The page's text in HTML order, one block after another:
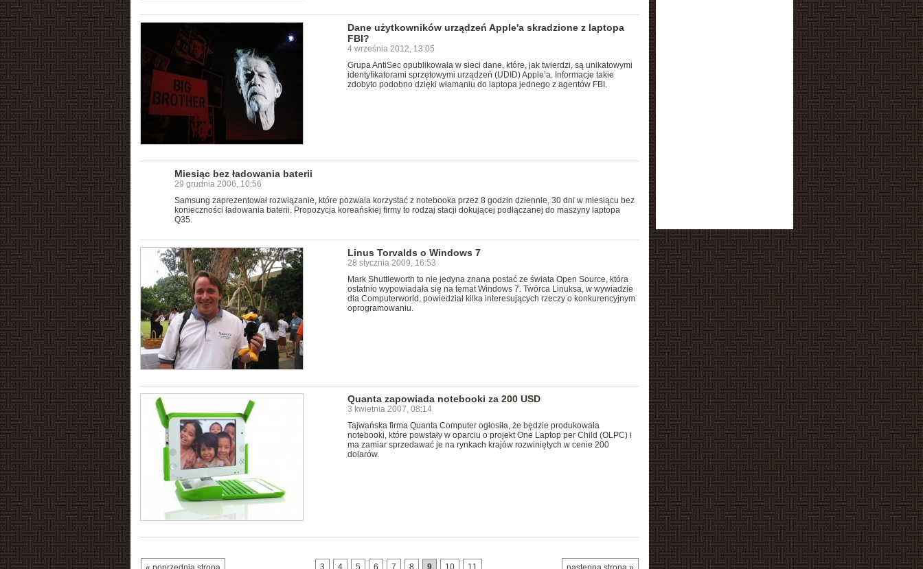
Dane użytkowników urządzeń Apple'a skradzione z laptopa
FBI?
4 września 2012, 13:05
Grupa AntiSec opublikowała w sieci dane, które, jak twierdzi, są unikatowymi
identyfikatorami sprzętowymi urządzeń (UDID) Apple’a. Informacje takie
zdobyto podobno dzięki włamaniu do laptopa jednego z agentów FBI.
Miesiąc bez ładowania baterii
29 grudnia 2006, 10:56
Samsung zaprezentował rozwiązanie, które pozwala korzystać z notebooka przez 8 godzin dziennie, 30 dni w miesiącu bez
konieczności ładowania baterii. Propozycja koreańskiej firmy to rodzaj stacji dokującej podłączanej do maszyny laptopa
Q35.
Linus Torvalds o Windows 7
28 stycznia 2009, 16:53
Mark Shuttleworth to nie jedyna znana postać ze świata Open Source, która
ostatnio wypowiadała się na temat Windows 7. Twórca Linuksa, w wywiadzie
dla Computerworld, powiedział kilka interesujących rzeczy o konkurencyjnym
oprogramowaniu.
Quanta zapowiada notebooki za 200 USD
3 kwietnia 2007, 08:14
Tajwańska firma Quanta Computer ogłosiła, że będzie produkowała
notebooki, które powstały w oparciu o projekt One Laptop per Child (OLPC) i
ma zamiar sprzedawać je na rynkach krajów rozwiniętych w cenie 200
dolarów.
3 4 5 6 7 8 9 10 11